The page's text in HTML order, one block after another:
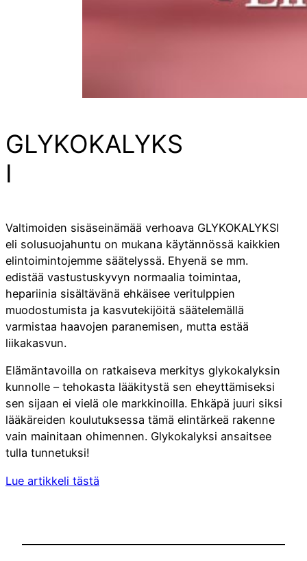
GLYKOKALYKS
I
Valtimoiden sisäseinämää verhoava GLYKOKALYKSI
eli solusuojahuntu on mukana käytännössä kaikkien
elintoimintojemme säätelyssä. Ehyenä se mm.
edistää vastustuskyvyn normaalia toimintaa,
hepariinia sisältävänä ehkäisee veritulppien
muodostumista ja kasvutekijöitä säätelemällä
varmistaa haavojen paranemisen, mutta estää
liikakasvun.
Elämäntavoilla on ratkaiseva merkitys glykokalyksin
kunnolle – tehokasta lääkitystä sen eheyttämiseksi
sen sijaan ei vielä ole markkinoilla. Ehkäpä juuri siksi
lääkäreiden koulutuksessa tämä elintärkeä rakenne
vain mainitaan ohimennen. Glykokalyksi ansaitsee
tulla tunnetuksi!
Lue artikkeli tästä